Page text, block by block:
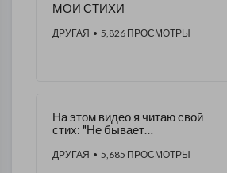
МОИ СТИХИ
ДРУГАЯ • 5,826 ПРОСМОТРЫ
На этом видео я читаю свой
стих: "Не бывает
ДРУГАЯ • 5,685 ПРОСМОТРЫ